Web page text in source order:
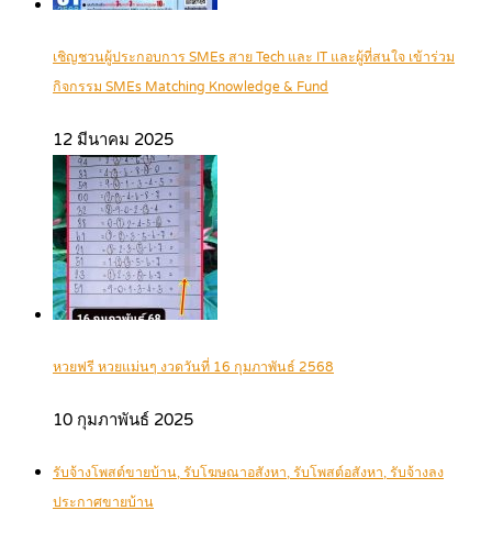
เชิญชวนผู้ประกอบการ SMEs สาย Tech และ IT และผู้ที่สนใจ เข้าร่วม
กิจกรรม SMEs Matching Knowledge & Fund
12 มีนาคม 2025
หวยฟรี หวยแม่นๆ งวดวันที่ 16 กุมภาพันธ์ 2568
10 กุมภาพันธ์ 2025
รับจ้างโพสต์ขายบ้าน, รับโฆษณาอสังหา, รับโพสต์อสังหา, รับจ้างลง
ประกาศขายบ้าน